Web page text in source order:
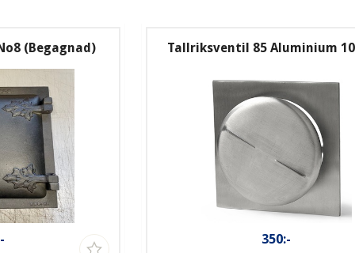
(Begagnad) Tallriksventil 85 Aluminium
350:-